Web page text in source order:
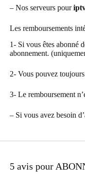
– Nos serveurs pour
Les remboursements
1- Si vous êtes abonné
abonnement.
2- Vous pouvez
3- Le remboursement
– Si vous avez besoin
5 avis pour